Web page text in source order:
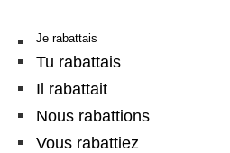
Je rabattais
Tu rabattais
Il rabattait
Nous rabattions
Vous rabattiez